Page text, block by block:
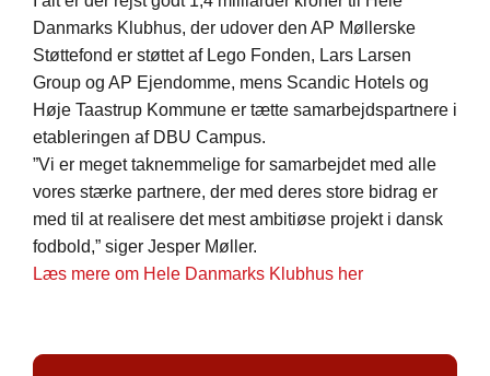
Danmarks Klubhus, der udover den AP Møllerske
Støttefond er støttet af Lego Fonden, Lars Larsen
Group og AP Ejendomme, mens Scandic Hotels og
Høje Taastrup Kommune er tætte samarbejdspartnere i
etableringen af DBU Campus.
”Vi er meget taknemmelige for samarbejdet med alle
vores stærke partnere, der med deres store bidrag er
med til at realisere det mest ambitiøse projekt i dansk
fodbold,” siger Jesper Møller.
Læs mere om Hele Danmarks Klubhus her